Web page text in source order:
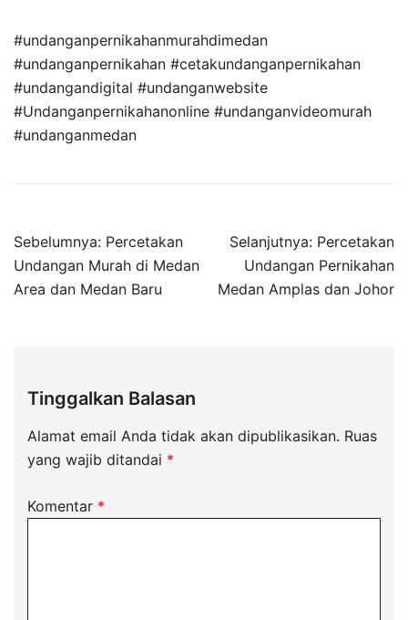
#undanganpernikahanmurahdimedan
#undanganpernikahan #cetakundanganpernikahan
#undangandigital #undanganwebsite
#Undanganpernikahanonline #undanganvideomurah
#undanganmedan
Sebelumnya: Percetakan
Undangan Murah di Medan
Area dan Medan Baru
Selanjutnya: Percetakan
Undangan Pernikahan
Medan Amplas dan Johor
Tinggalkan Balasan
Alamat email Anda tidak akan dipublikasikan. Ruas
yang wajib ditandai *
Komentar *